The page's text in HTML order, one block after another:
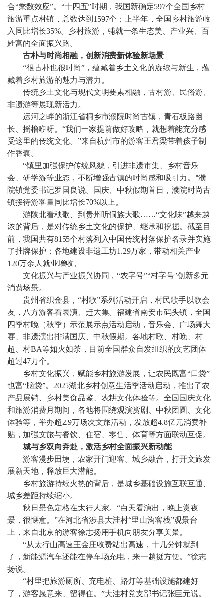
合“乘数效应”。“十四五”时期，我国新确定597个全国乡村
旅游重点村镇，总数达到1597个；上半年，全国乡村旅游收
入同比增长35%。乡村旅游，铺就一条生态美、产业兴、百
姓富的全面振兴路。
古朴与时尚相融，创新消费新体验新场景
“很古朴也很时尚”，蕴藏着乡土文化的赓续与新生，蕴
藏着乡村旅游的魅力与潜力。
传统乡土文化与现代文明要素相融，古村游、民俗游、
非遗游等展现新活力。
运河之畔的浙江省桐乡市濮院时尚古镇，青石板路幽
长、摇橹咿呀。“我们一家提前做好攻略，就想着能充分感
受这里的传统文化。”来自杭州市的游客王君梁带着孩子制
作香囊。
“镇里加强保护传统风貌，引进非遗市集、乡村音乐
会、研学游等业态，不断增强古镇的时尚感和吸引力。”濮
院镇党委书记罗国良说。国庆、中秋假期首日，濮院时尚古
镇接待游客量同比增长70%以上。
游陕北看秧歌、到贵州听侗族大歌……“文化味”越来越
浓的背后，是对传统乡土文化的保护、继承和挖掘。截至目
前，我国共有8155个村落列入中国传统村落保护名录并实施
了挂牌保护；各地建设非遗工坊1.29万家，带动相关产业
120万余人就业增收。
文化振兴与产业振兴协同，“农字号”“村字号”创新多元
消费场景。
贵州省织金县，“村歌”系列活动开启，村民歌手以歌会
友，八方游客看表演、赶大集。福建省南安市码头镇，全国
四季村晚（秋季）示范展示点活动启动，音乐会、广场舞大
赛、非遗演出排满国庆、中秋假期。各地村歌、村晚、村
超、村BA等如火如荼，目前全国群众自发组织的文艺团体
超过47万个。
乡村文化振兴，赋能乡村旅游发展，让农民既富“口袋”
也富“脑袋”。2025湖北乡村创意生活季活动启动，推出了农
产品展销、乡村美食品鉴、农耕文化体验等。全国国庆文化
和旅游消费月期间，各地将围绕观演赏剧、中秋团圆、文化
体验等，举办超2.9万场次文旅活动，发放超4.8亿元消费补
贴，加强文旅与餐饮、住宿、零售、体育等方面联动互促。
城与乡双向奔赴，激活乡村全面振兴新动能
游客漫步田埂，农家开门迎客。城乡融合，打开文旅发
展新天地，释放巨大潜能。
乡村旅游持续火热的背后，是城乡基础设施互联互通、
城乡差距持续缩小。
秋日景色定格在太行人家。“白天看演出，晚上赏夜
景，很惬意。”在河北省涉县大洼村“里山沟客栈”观景台
上，来自北京的游客徐志扬用手机向朋友分享美景。
“从太行山高速王金庄收费站出高速，十几分钟就到
了，新能源汽车还能在停车场充电，来一趟挺方便。”徐志
扬说。
“村里把旅游厕所、充电桩、路灯等基础设施都建好
了，游客愿意来、留得住。”大洼村党支部书记张巨元说。